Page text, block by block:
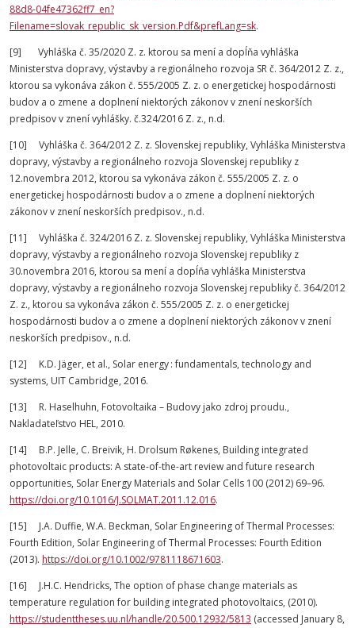
88d8-04fe47362ff7_en?
Filename=slovak_republic_sk_version.Pdf&prefLang=sk.
[9] Vyhláška č. 35/2020 Z. z. ktorou sa mení a dopĺňa vyhláška
Ministerstva dopravy, výstavby a regionálneho rozvoja SR č. 364/2012 Z. z.,
ktorou sa vykonáva zákon č. 555/2005 Z. z. o energetickej hospodárnosti
budov a o zmene a doplnení niektorých zákonov v znení neskorších
predpisov v znení vyhlášky. č.324/2016 Z. z., n.d.
[10] Vyhláška č. 364/2012 Z. z. Slovenskej republiky, Vyhláška Ministerstva
dopravy, výstavby a regionálneho rozvoja Slovenskej republiky z
12.novembra 2012, ktorou sa vykonáva zákon č. 555/2005 Z. z. o
energetickej hospodárnosti budov a o zmene a doplnení niektorých
zákonov v znení neskorších predpisov., n.d.
[11] Vyhláška č. 324/2016 Z. z. Slovenskej republiky, Vyhláška Ministerstva
dopravy, výstavby a regionálneho rozvoja Slovenskej republiky z
30.novembra 2016, ktorou sa mení a dopĺňa vyhláška Ministerstva
dopravy, výstavby a regionálneho rozvoja Slovenskej republiky č. 364/2012
Z. z., ktorou sa vykonáva zákon č. 555/2005 Z. z. o energetickej
hospodárnosti budov a o zmene a doplnení niektorých zákonov v znení
neskorších predpisov., n.d.
[12] K.D. Jäger, et al., Solar energy : fundamentals, technology and
systems, UIT Cambridge, 2016.
[13] R. Haselhuhn, Fotovoltaika – Budovy jako zdroj proudu.,
Nakladateľstvo HEL, 2010.
[14] B.P. Jelle, C. Breivik, H. Drolsum Røkenes, Building integrated
photovoltaic products: A state-of-the-art review and future research
opportunities, Solar Energy Materials and Solar Cells 100 (2012) 69–96.
https://doi.org/10.1016/J.SOLMAT.2011.12.016.
[15] J.A. Duffie, W.A. Beckman, Solar Engineering of Thermal Processes:
Fourth Edition, Solar Engineering of Thermal Processes: Fourth Edition
(2013). https://doi.org/10.1002/9781118671603.
[16] J.H.C. Hendricks, The option of phase change materials as
temperature regulation for building integrated photovoltaics, (2010).
https://studenttheses.uu.nl/handle/20.500.12932/5813 (accessed January 8,